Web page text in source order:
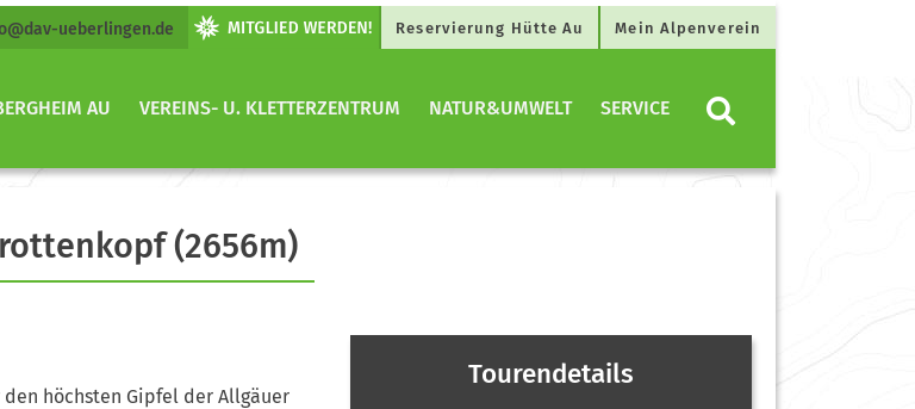
ueberlingen.de Reservierung Hütte Au Mein Alpenverein
AU VEREINS- U. KLETTERZENTRUM NATUR&UMWELT SERVICE
(2656m)
höchsten Gipfel der Allgäuer
Tourendetails